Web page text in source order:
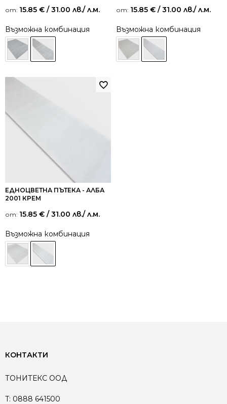
от: 15.85 € / 31.00 лв./ л.м.
Възможна комбинация
от: 15.85 € / 31.00 лв./ л.м.
Възможна комбинация
ЕДНОЦВЕТНА ПЪТЕКА - АЛБА
2001 КРЕМ
от: 15.85 € / 31.00 лв./ л.м.
Възможна комбинация
КОНТАКТИ
ТОНИТЕКС ООД
T: 0888 641500